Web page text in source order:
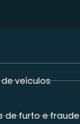
veículos
de furto e fraude